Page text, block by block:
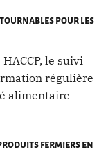
pour les
le suivi
régulière
alimentaire
fermiers en